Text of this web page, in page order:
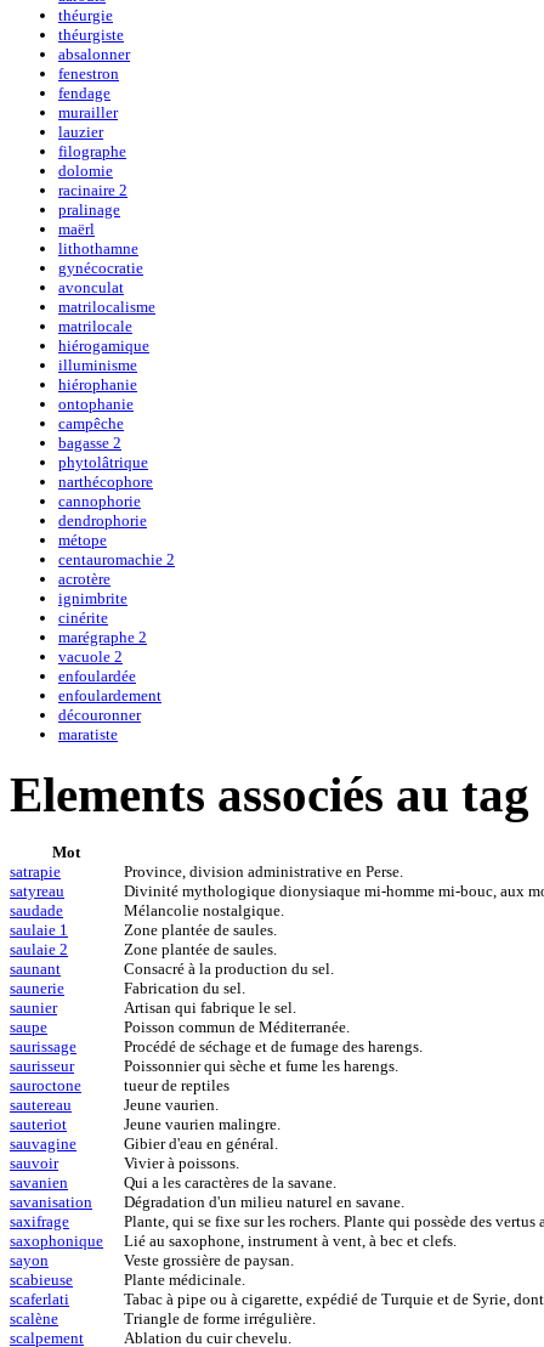
théurgie
théurgiste
absalonner
fenestron
fendage
murailler
lauzier
filographe
dolomie
racinaire 2
pralinage
maërl
lithothamne
gynécocratie
avonculat
matrilocalisme
matrilocale
hiérogamique
illuminisme
hiérophanie
ontophanie
campêche
bagasse 2
phytolâtrique
narthécophore
cannophorie
dendrophorie
métope
centauromachie 2
acrotère
ignimbrite
cinérite
marégraphe 2
vacuole 2
enfoulardée
enfoulardement
découronner
maratiste
Elements associés au tag
Mot
satrapie
Province, division administrative en Perse.
satyreau
Divinité mythologique dionysiaque mi-homme mi-bouc, aux
saudade
Mélancolie nostalgique.
saulaie 1
Zone plantée de saules.
saulaie 2
Zone plantée de saules.
saunant
Consacré à la production du sel.
saunerie
Fabrication du sel.
saunier
Artisan qui fabrique le sel.
saupe
Poisson commun de Méditerranée.
saurissage
Procédé de séchage et de fumage des harengs.
saurisseur
Poissonnier qui sèche et fume les harengs.
sauroctone
tueur de reptiles
sautereau
Jeune vaurien.
sauteriot
Jeune vaurien malingre.
sauvagine
Gibier d'eau en général.
sauvoir
Vivier à poissons.
savanien
Qui a les caractères de la savane.
savanisation
Dégradation d'un milieu naturel en savane.
saxifrage
Plante, qui se fixe sur les rochers. Plante qui possède des
saxophonique
Lié au saxophone, instrument à vent, à bec et clefs.
sayon
Veste grossière de paysan.
scabieuse
Plante médicinale.
scaferlati
Tabac à pipe ou à cigarette, expédié de Turquie et de Syrie,
scalène
Triangle de forme irrégulière.
scalpement
Ablation du cuir chevelu.